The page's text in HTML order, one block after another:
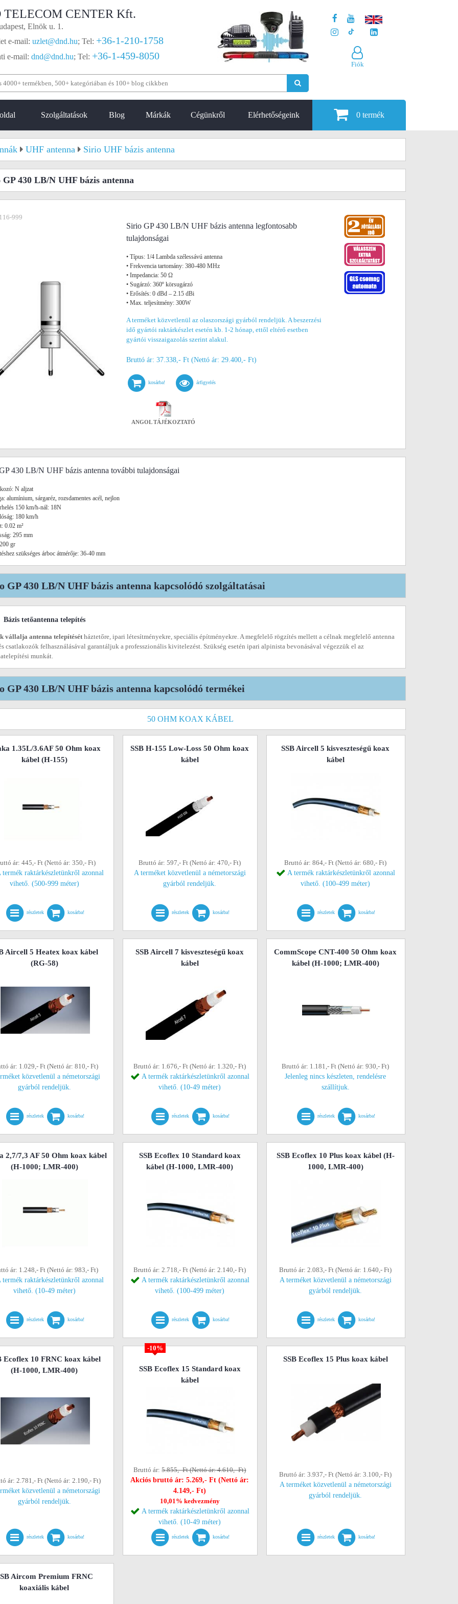
TELECOM CENTER Kft.
Elnök u. 1.
e-mail: uzlet@dnd.hu; Tel: +36-1-210-1758
e-mail: dnd@dnd.hu; Tel: +36-1-459-8050
Fiók
Szolgáltatások Blog Márkák Cégünkről Elérhetőségeink 0 termék
UHF antenna Sirio UHF bázis antenna
GP 430 LB/N UHF bázis antenna
999
Sirio GP 430 LB/N UHF bázis antenna legfontosabb
tulajdonságai
• Típus: 1/4 Lambda szélessávú antenna
• Frekvencia tartomány: 380-480 MHz
• Impedancia: 50 Ω
• Sugárzó: 360º körsugárzó
• Erősítés: 0 dBd – 2.15 dBi
• Max. teljesítmény: 300W
A terméket közvetlenül az olaszországi gyárból rendeljük. A beszerzési
idő gyártói raktárkészlet esetén kb. 1-2 hónap, ettől eltérő esetben
gyártói visszaigazolás szerint alakul.
Bruttó ár: 37.338,- Ft (Nettó ár: 29.400,- Ft)
kosárba! árfigyelés
ANGOL TÁJÉKOZTATÓ
430 LB/N UHF bázis antenna további tulajdonságai
N aljzat
alumínium, sárgaréz, rozsdamentes acél, nejlon
150 km/h-nál: 18N
180 km/h
0.02 m²
295 mm
gr
szükséges árboc átmérője: 36-40 mm
GP 430 LB/N UHF bázis antenna kapcsolódó szolgáltatásai
Bázis tetőantenna telepítés
vállalja antenna telepítésétháztetőre, ipari létesítményekre, speciális építményekre. A megfelelő rögzítés mellett a célnak megfelelő antenna
csatlakozók felhasználásával garantáljuk a professzionális kivitelezést. Szükség esetén ipari alpinista bevonásával végezzük el az
munkát.
GP 430 LB/N UHF bázis antenna kapcsolódó termékei
50 OHM KOAX KÁBEL
1.35L/3.6AF 50 Ohm koax
kábel (H-155)
ár: 445,- Ft (Nettó ár: 350,- Ft)
termék raktárkészletünkről azonnal
vihető. (500-999 méter)
részletek kosárba!
SSB H-155 Low-Loss 50 Ohm koax
kábel
Bruttó ár: 597,- Ft (Nettó ár: 470,- Ft)
A terméket közvetlenül a németországi
gyárból rendeljük.
részletek kosárba!
SSB Aircell 5 kisveszteségű koax
kábel
Bruttó ár: 864,- Ft (Nettó ár: 680,- Ft)
A termék raktárkészletünkről azonnal
vihető. (100-499 méter)
részletek kosárba!
Aircell 5 Heatex koax kábel
(RG-58)
ár: 1.029,- Ft (Nettó ár: 810,- Ft)
közvetlenül a németországi
gyárból rendeljük.
részletek kosárba!
SSB Aircell 7 kisveszteségű koax
kábel
Bruttó ár: 1.676,- Ft (Nettó ár: 1.320,- Ft)
A termék raktárkészletünkről azonnal
vihető. (10-49 méter)
részletek kosárba!
CommScope CNT-400 50 Ohm koax
kábel (H-1000; LMR-400)
Bruttó ár: 1.181,- Ft (Nettó ár: 930,- Ft)
Jelenleg nincs készleten, rendelésre
szállítjuk.
részletek kosárba!
2,7/7,3 AF 50 Ohm koax kábel
(H-1000; LMR-400)
ár: 1.248,- Ft (Nettó ár: 983,- Ft)
termék raktárkészletünkről azonnal
vihető. (10-49 méter)
részletek kosárba!
SSB Ecoflex 10 Standard koax
kábel (H-1000, LMR-400)
Bruttó ár: 2.718,- Ft (Nettó ár: 2.140,- Ft)
A termék raktárkészletünkről azonnal
vihető. (100-499 méter)
részletek kosárba!
SSB Ecoflex 10 Plus koax kábel (H-
1000, LMR-400)
Bruttó ár: 2.083,- Ft (Nettó ár: 1.640,- Ft)
A terméket közvetlenül a németországi
gyárból rendeljük.
részletek kosárba!
Ecoflex 10 FRNC koax kábel
(H-1000, LMR-400)
ár: 2.781,- Ft (Nettó ár: 2.190,- Ft)
közvetlenül a németországi
gyárból rendeljük.
részletek kosárba!
-10%
SSB Ecoflex 15 Standard koax
kábel
Bruttó ár:5.855,- Ft (Nettó ár: 4.610,- Ft)
Akciós bruttó ár: 5.269,- Ft (Nettó ár:
4.149,- Ft)
10,01% kedvezmény
A termék raktárkészletünkről azonnal
vihető. (10-49 méter)
részletek kosárba!
SSB Ecoflex 15 Plus koax kábel
Bruttó ár: 3.937,- Ft (Nettó ár: 3.100,- Ft)
A terméket közvetlenül a németországi
gyárból rendeljük.
részletek kosárba!
Aircom Premium FRNC
koaxiális kábel